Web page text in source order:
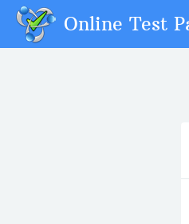
Online Test